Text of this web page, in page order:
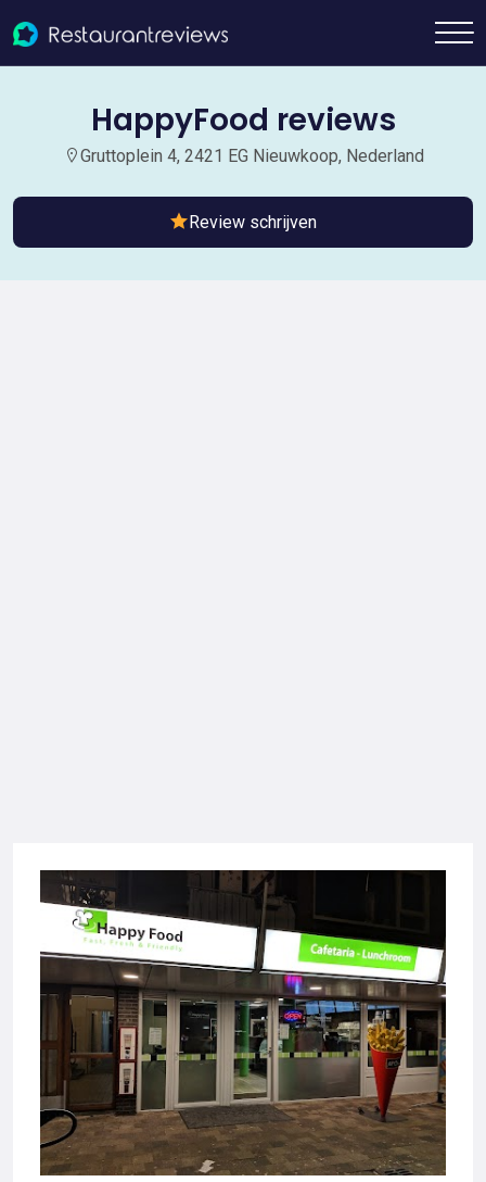
HappyFood reviews
Gruttoplein 4, 2421 EG Nieuwkoop, Nederland
Review schrijven